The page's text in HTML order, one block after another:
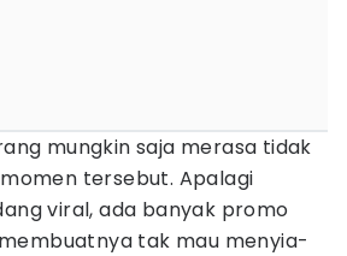
mungkin saja merasa tidak
tersebut. Apalagi
viral, ada banyak promo
tak mau menyia-